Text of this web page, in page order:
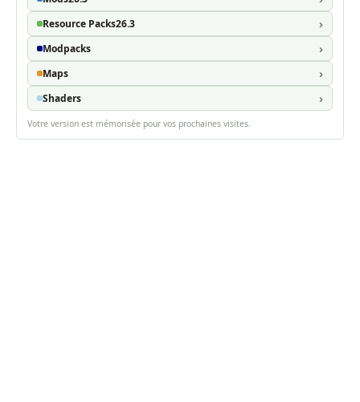
Resource Packs26.3
Modpacks
Maps
Shaders
Votre version est mémorisée pour vos prochaines visites.